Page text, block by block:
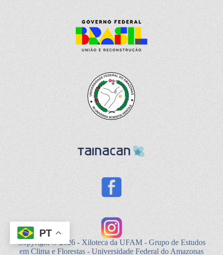
Copyright © 2026 - Xiloteca da UFAM - Grupo de Estudos
em Clima e Florestas - Universidade Federal do Amazonas
PT